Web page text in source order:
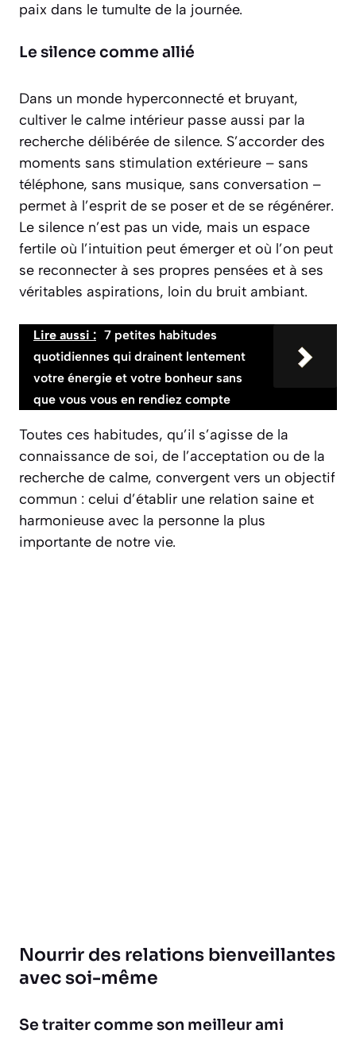
paix dans le tumulte de la journée.
Le silence comme allié
Dans un monde hyperconnecté et bruyant,
cultiver le calme intérieur passe aussi par la
recherche délibérée de silence. S’accorder des
moments sans stimulation extérieure – sans
téléphone, sans musique, sans conversation –
permet à l’esprit de se poser et de se régénérer.
Le silence n’est pas un vide, mais un espace
fertile où l’intuition peut émerger et où l’on peut
se reconnecter à ses propres pensées et à ses
véritables aspirations, loin du bruit ambiant.
Lire aussi : 7 petites habitudes
quotidiennes qui drainent lentement
votre énergie et votre bonheur sans
que vous vous en rendiez compte
Toutes ces habitudes, qu’il s’agisse de la
connaissance de soi, de l’acceptation ou de la
recherche de calme, convergent vers un objectif
commun : celui d’établir une relation saine et
harmonieuse avec la personne la plus
importante de notre vie.
Nourrir des relations bienveillantes
avec soi-même
Se traiter comme son meilleur ami